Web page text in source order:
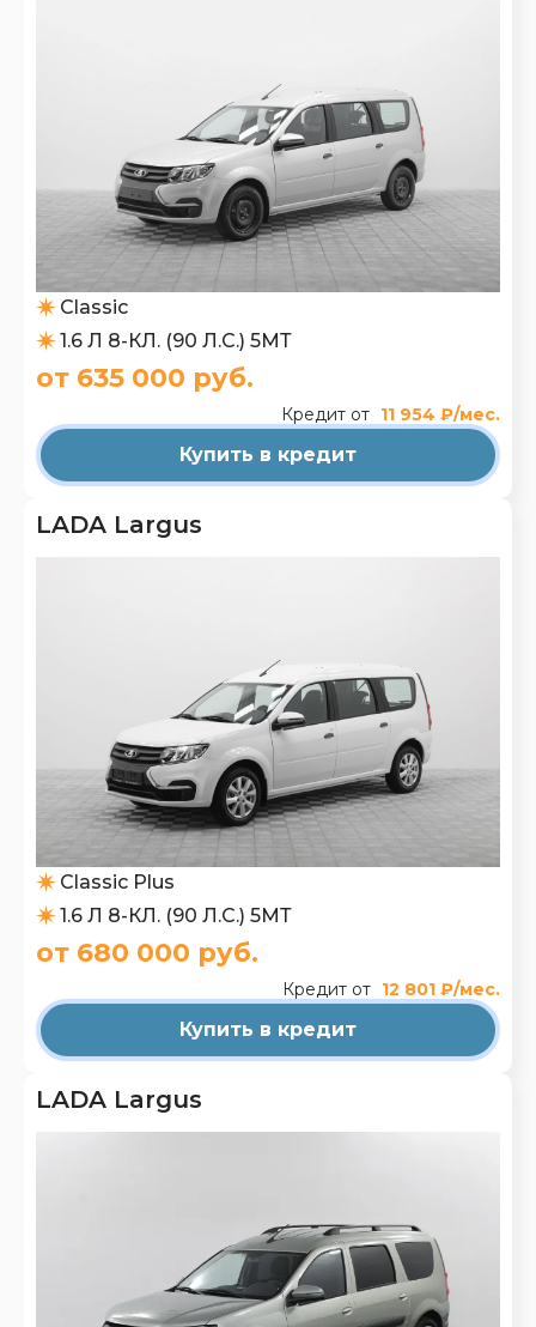
Classic
1.6 Л 8-КЛ. (90 Л.С.) 5МТ
от 635 000 руб.
Кредит от 11 954 ₽/мес.
Купить в кредит
LADA Largus
Classic Plus
1.6 Л 8-КЛ. (90 Л.С.) 5МТ
от 680 000 руб.
Кредит от 12 801 ₽/мес.
Купить в кредит
LADA Largus